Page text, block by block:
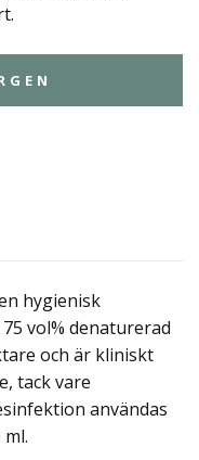
hygienisk
vol% denaturerad
och är kliniskt
tack vare
användas